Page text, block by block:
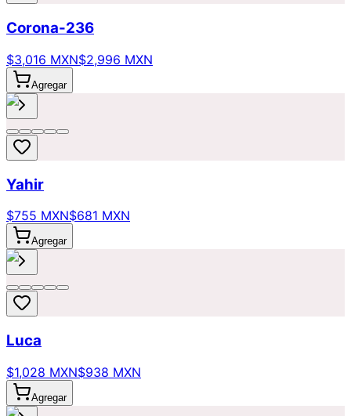
Corona-236
$3,016 MXN$2,996 MXN
Agregar
Yahir
$755 MXN$681 MXN
Agregar
Luca
$1,028 MXN$938 MXN
Agregar